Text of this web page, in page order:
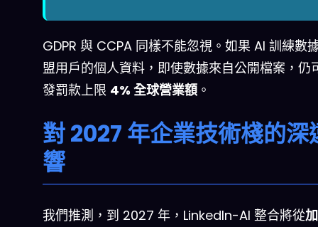
GDPR 與 CCPA 同樣不能忽視。如果 AI 訓練數
盟用戶的個人資料，即使數據來自公開檔案，仍
發罰款上限 4% 全球營業額 。
對 2027 年企業技術棧的深
響
我們推測，到 2027 年，LinkedIn-AI 整合將從